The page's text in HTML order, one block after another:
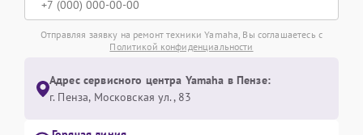
Отправляя заявку на ремонт техники Yamaha, Вы соглашаетесь с
Политикой конфиденциальности
Адрес сервисного центра Yamaha в Пензе:
г. Пенза, Московская ул., 83